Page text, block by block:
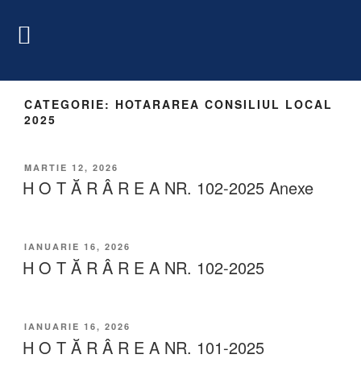
CATEGORIE: HOTARAREA CONSILIUL LOCAL
2025
MARTIE 12, 2026
H O T Ă R Â R E A NR. 102-2025 Anexe
IANUARIE 16, 2026
H O T Ă R Â R E A NR. 102-2025
IANUARIE 16, 2026
H O T Ă R Â R E A NR. 101-2025